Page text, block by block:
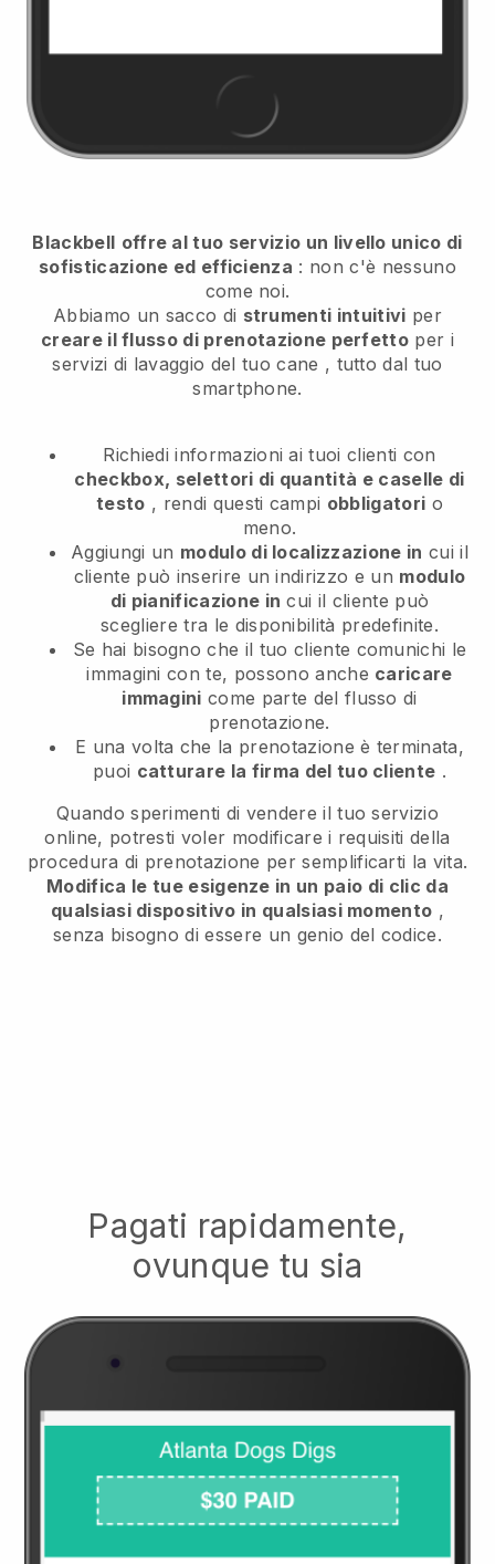
Blackbell offre al tuo servizio un livello unico di
sofisticazione ed efficienza : non c'è nessuno
come noi.
Abbiamo un sacco di strumenti intuitivi per
creare il flusso di prenotazione perfetto per i
servizi di lavaggio del tuo cane , tutto dal tuo
smartphone.
Richiedi informazioni ai tuoi clienti con
checkbox, selettori di quantità e caselle di
testo , rendi questi campi obbligatori o
meno.
Aggiungi un modulo di localizzazione in cui il
cliente può inserire un indirizzo e un modulo
di pianificazione in cui il cliente può
scegliere tra le disponibilità predefinite.
Se hai bisogno che il tuo cliente comunichi le
immagini con te, possono anche caricare
immagini come parte del flusso di
prenotazione.
E una volta che la prenotazione è terminata,
puoi catturare la firma del tuo cliente .
Quando sperimenti di vendere il tuo servizio
online, potresti voler modificare i requisiti della
procedura di prenotazione per semplificarti la vita.
Modifica le tue esigenze in un paio di clic da
qualsiasi dispositivo in qualsiasi momento ,
senza bisogno di essere un genio del codice.
Pagati rapidamente,
ovunque tu sia